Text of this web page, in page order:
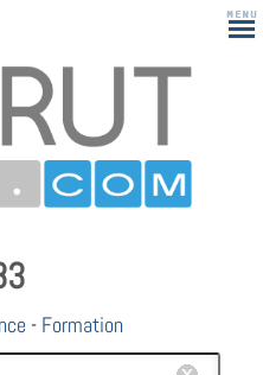
- Formation